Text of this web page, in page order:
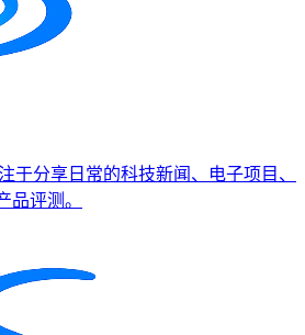
于分享日常的科技新闻、电子项目、
品评测。